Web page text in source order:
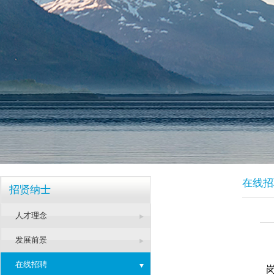
招贤纳士
人才理念
发展前景
在线招聘
在线